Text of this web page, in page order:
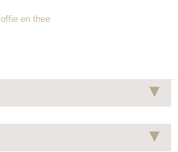
en thee
▾
▾